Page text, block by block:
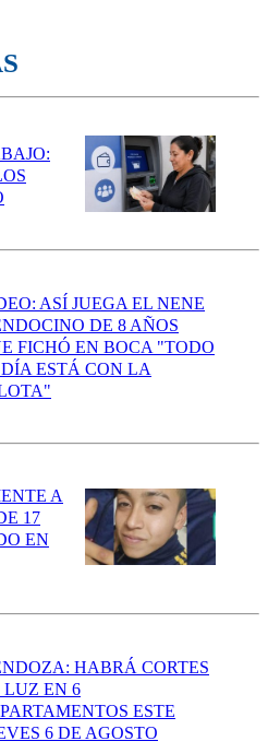
ASÍ JUEGA EL NENE
DE 8 AÑOS
FICHÓ EN BOCA "TODO
ESTÁ CON LA
A
17
EN
HABRÁ CORTES
LUZ EN 6
ESTE
6 DE AGOSTO